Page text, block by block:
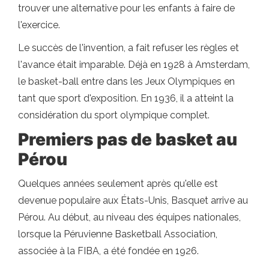
trouver une alternative pour les enfants à faire de
l'exercice.
Le succès de l'invention, a fait refuser les règles et
l'avance était imparable. Déjà en 1928 à Amsterdam,
le basket-ball entre dans les Jeux Olympiques en
tant que sport d'exposition. En 1936, il a atteint la
considération du sport olympique complet.
Premiers pas de basket au
Pérou
Quelques années seulement après qu'elle est
devenue populaire aux États-Unis, Basquet arrive au
Pérou. Au début, au niveau des équipes nationales,
lorsque la Péruvienne Basketball Association,
associée à la FIBA, a été fondée en 1926.